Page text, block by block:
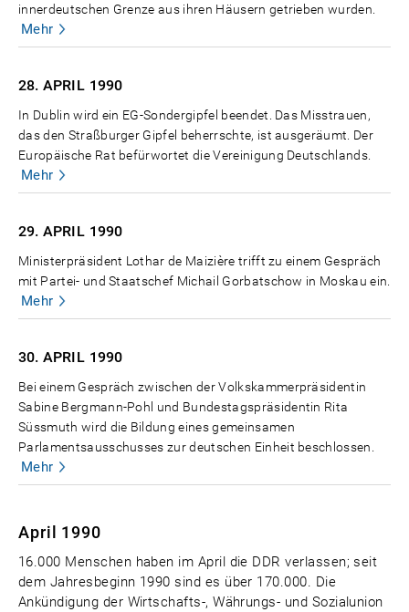
innerdeutschen Grenze aus ihren Häusern getrieben wurden.
Mehr
28. APRIL 1990
In Dublin wird ein EG-Sondergipfel beendet. Das Misstrauen,
das den Straßburger Gipfel beherrschte, ist ausgeräumt. Der
Europäische Rat befürwortet die Vereinigung Deutschlands.
Mehr
29. APRIL 1990
Ministerpräsident Lothar de Maizière trifft zu einem Gespräch
mit Partei- und Staatschef Michail Gorbatschow in Moskau ein.
Mehr
30. APRIL 1990
Bei einem Gespräch zwischen der Volkskammerpräsidentin
Sabine Bergmann-Pohl und Bundestagspräsidentin Rita
Süssmuth wird die Bildung eines gemeinsamen
Parlamentsausschusses zur deutschen Einheit beschlossen.
Mehr
April 1990
16.000 Menschen haben im April die DDR verlassen; seit
dem Jahresbeginn 1990 sind es über 170.000. Die
Ankündigung der Wirtschafts-, Währungs- und Sozialunion